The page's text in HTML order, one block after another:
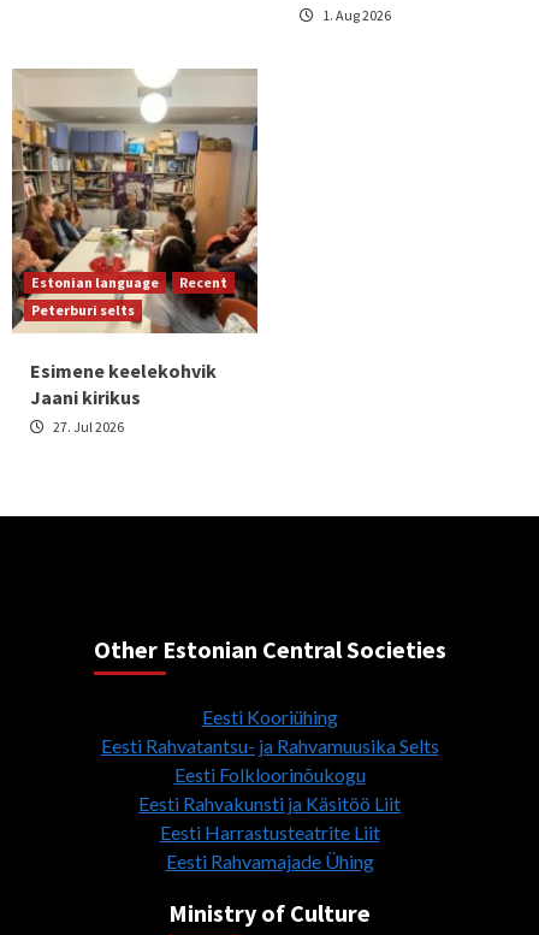
1. Aug 2026
Estonian language
Recent
Peterburi selts
Esimene keelekohvik
Jaani kirikus
27. Jul 2026
Other Estonian Central Societies
Eesti Kooriühing
Eesti Rahvatantsu- ja Rahvamuusika Selts
Eesti Folkloorinõukogu
Eesti Rahvakunsti ja Käsitöö Liit
Eesti Harrastusteatrite Liit
Eesti Rahvamajade Ühing
Ministry of Culture